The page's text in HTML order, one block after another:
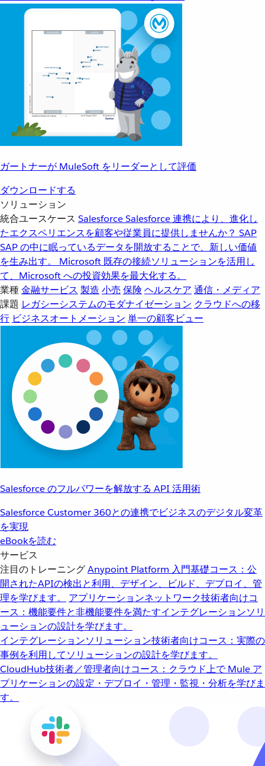
ガートナーが MuleSoft をリーダーとして評価
ダウンロードする
ソリューション
統合ユースケース SalesforceSalesforce 連携により、進化し
たエクスペリエンスを顧客や従業員に提供しませんか？ SAP
SAP の中に眠っているデータを開放することで、新しい価値
を生み出す。
Microsoft 既存の接続ソリューションを活用し
て、Microsoft への投資効果を最大化する。
業種金融サービス 製造 小売 保険 ヘルスケア 通信・メディア
課題 レガシーシステムのモダナイゼーション クラウドへの移
行 ビジネスオートメーション 単一の顧客ビュー
Salesforce のフルパワーを解放する API 活用術
Salesforce Customer 360との連携でビジネスのデジタル変革
を実現
eBookを読む
サービス
注目のトレーニングAnypoint Platform 入門基礎コース：公
開されたAPIの検出と利用、デザイン、ビルド、デプロイ、管
理を学びます。
アプリケーションネットワーク技術者向けコ
ース：機能要件と非機能要件を満たすインテグレーションソリ
ューションの設計を学びます。
インテグレーションソリューション技術者向けコース：実際の
事例を利用してソリューションの設計を学びます。
CloudHub技術者／管理者向けコース：クラウド上で Mule ア
プリケーションの設定・デプロイ・管理・監視・分析を学びま
す。